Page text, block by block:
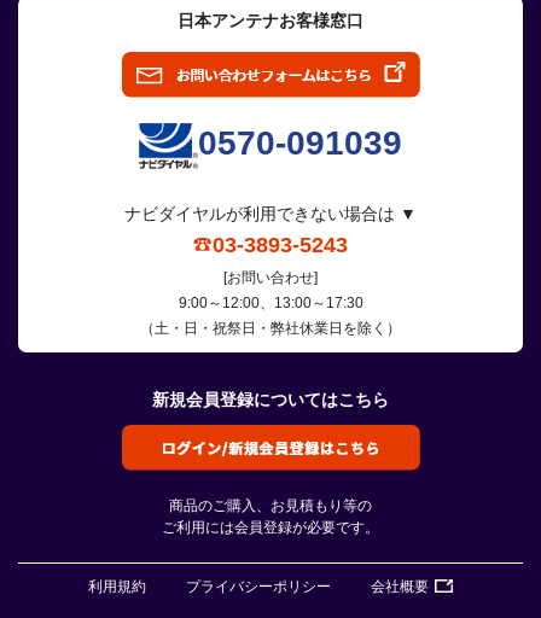
日本アンテナお客様窓口
0570-091039
ナビダイヤルが利用できない場合は ▼
03-3893-5243
[お問い合わせ]
9:00～12:00、13:00～17:30
（土・日・祝祭日・弊社休業日を除く）
新規会員登録についてはこちら
商品のご購入、お見積もり等の
ご利用には会員登録が必要です。
利用規約 プライバシーポリシー 会社概要